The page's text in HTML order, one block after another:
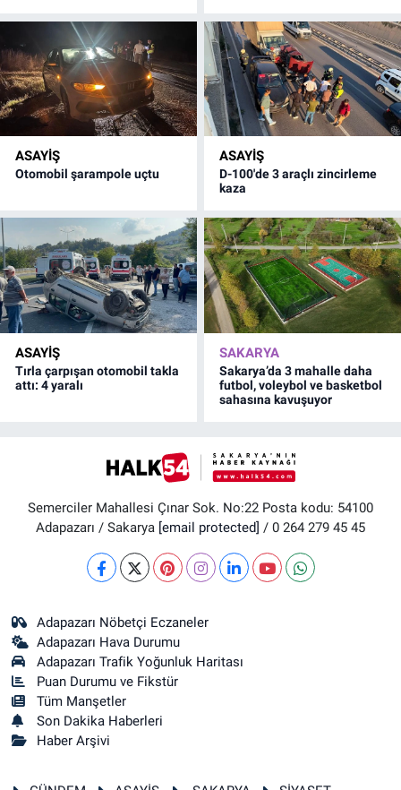
ASAYİŞ
Otomobil şarampole uçtu
ASAYİŞ
D-100'de 3 araçlı zincirleme
kaza
ASAYİŞ
Tırla çarpışan otomobil takla
attı: 4 yaralı
SAKARYA
Sakarya’da 3 mahalle daha
futbol, voleybol ve basketbol
sahasına kavuşuyor
Semerciler Mahallesi Çınar Sok. No:22 Posta kodu: 54100
Adapazarı / Sakarya [email protected] / 0 264 279 45 45
Adapazarı Nöbetçi Eczaneler
Adapazarı Hava Durumu
Adapazarı Trafik Yoğunluk Haritası
Puan Durumu ve Fikstür
Tüm Manşetler
Son Dakika Haberleri
Haber Arşivi